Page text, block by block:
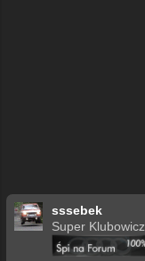
sssebek
Super Klubowicz